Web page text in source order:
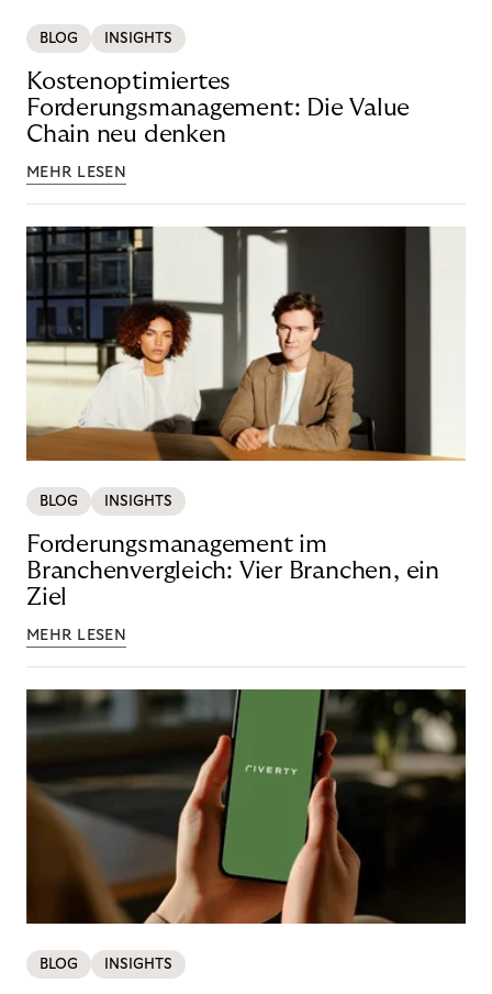
BLOG INSIGHTS
Kostenoptimiertes
Forderungsmanagement: Die Value
Chain neu denken
MEHR LESEN
BLOG INSIGHTS
Forderungsmanagement im
Branchenvergleich: Vier Branchen, ein
Ziel
MEHR LESEN
BLOG INSIGHTS